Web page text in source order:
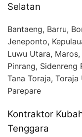
Selatan
Bantaeng, Barru,
Jeneponto,
Luwu Utara,
Pinrang, Sidenreng
Tana Toraja,
Parepare
Kontraktor
Tenggara